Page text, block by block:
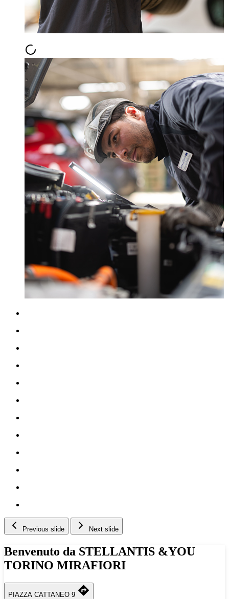
Previous slide Next slide
Benvenuto da STELLANTIS &YOU
TORINO MIRAFIORI
PIAZZA CATTANEO 9